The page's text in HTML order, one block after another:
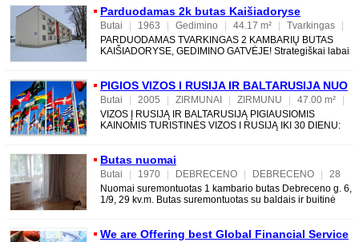
Parduodamas 2k butas Kaišiadoryse
Butai 1963 Gedimino 44.17 m² Tvarkingas
Mūrinis | 2 | 3 | 3
PARDUODAMAS TVARKINGAS 2 KAMBARIŲ BUTAS
KAIŠIADORYSE, GEDIMINO GATVĖJE! Strategiškai labai
PIGIOS VIZOS I RUSIJA IR BALTARUSIJA NUO
9 EUR, 867984011
Butai 2005 ZIRMUNAI ZIRMUNU 47.00 m²
Puikiai įrengtas | Mūrinis | 2 | 3 | 5
VIZOS Į RUSIJĄ IR BALTARUSIJĄ PIGIAUSIOMIS
KAINOMIS TURISTINĖS VIZOS I RUSIJĄ IKI 30 DIENU:
Butas nuomai
Butai 1970 DEBRECENO DEBRECENO
28
m² | Suremontuotas | Mūrinis | 1 | 1 | 9
Nuomai suremontuotas 1 kambario butas Debreceno g. 6,
1/9, 29 kv.m. Butas suremontuotas su baldais ir buitinė
We are Offering best Global Financial Service